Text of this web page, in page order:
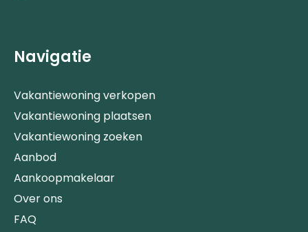
Navigatie
Vakantiewoning verkopen
Vakantiewoning plaatsen
Vakantiewoning zoeken
Aanbod
Aankoopmakelaar
Over ons
FAQ